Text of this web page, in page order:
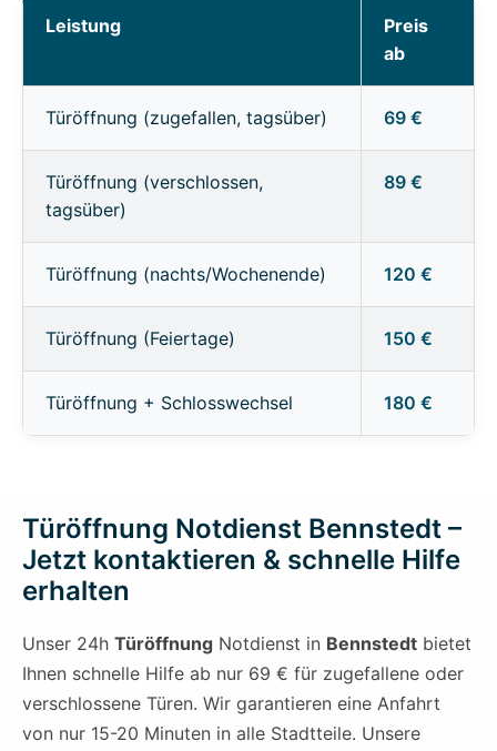
Leistung
Preis
ab
Türöffnung (zugefallen, tagsüber) 69 €
Türöffnung (verschlossen,
tagsüber)
89 €
Türöffnung (nachts/Wochenende) 120 €
Türöffnung (Feiertage) 150 €
Türöffnung + Schlosswechsel 180 €
Türöffnung Notdienst Bennstedt –
Jetzt kontaktieren & schnelle Hilfe
erhalten
Unser 24h Türöffnung Notdienst in Bennstedt bietet
Ihnen schnelle Hilfe ab nur 69 € für zugefallene oder
verschlossene Türen. Wir garantieren eine Anfahrt
von nur 15-20 Minuten in alle Stadtteile. Unsere